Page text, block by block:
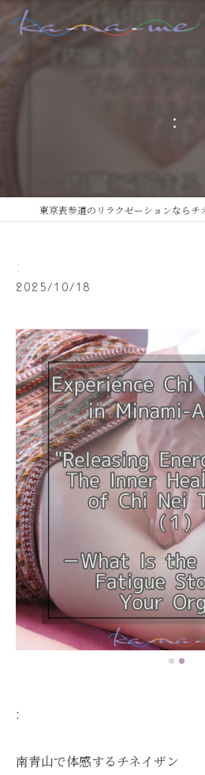
:
:
2025/10/18
:
南青山で体感するチネイザン